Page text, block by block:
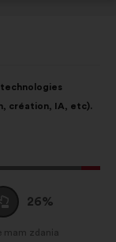
création, IA, etc).
26%
mam zdania